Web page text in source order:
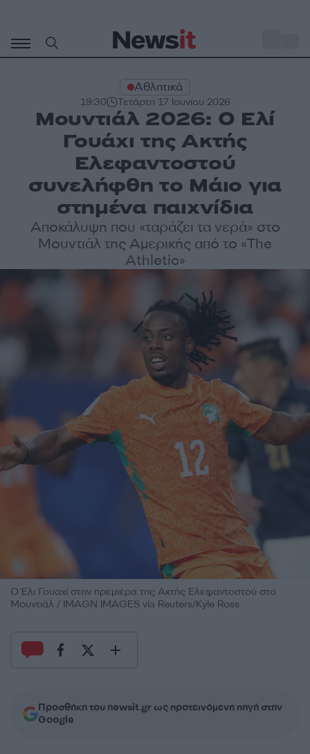
περιεχόμενο
Αθλητικά
19:30 Τετάρτη 17 Ιουνίου 2026
Μουντιάλ 2026: Ο Ελί
Γουάχι της Ακτής
Ελεφαντοστού
συνελήφθη το Μάιο για
στημένα παιχνίδια
Αποκάλυψη που «ταράζει τα νερά» στο
Μουντιάλ της Αμερικής από το «The
Athletic»
Ο Έλι Γουαχί στην πρεμιέρα της Ακτής Ελεφαντοστού στο
Μουντιάλ / IMAGN IMAGES via Reuters/Kyle Ross
Προσθήκη του newsit.gr ως προτεινόμενη πηγή στην
Google